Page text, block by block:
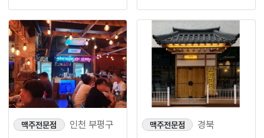
맥주전문점 인천 부평구 맥주전문점 경북